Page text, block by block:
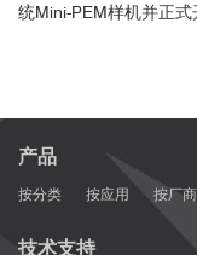
统Mini-PEM样机并正
产品
按分类 按应用 按厂商
技术支持